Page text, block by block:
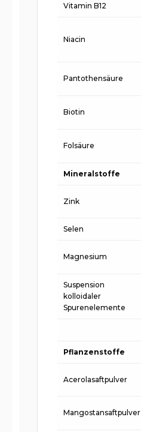
Vitamin B12
Niacin
Pantothensäure
Biotin
Folsäure
Mineralstoffe
Zink
Selen
Magnesium
Suspension
kolloidaler
Spurenelemente
Pflanzenstoffe
Acerolasaftpulver
Mangostansaftpulver